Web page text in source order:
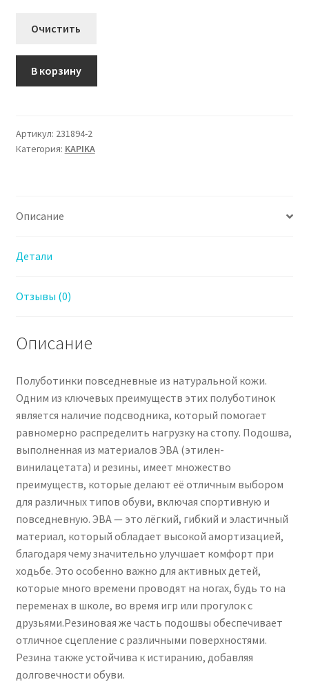
Очистить
Полуботинки
Капика
В корзину
Артикул: 231894-2
Категория: KAPIKA
Описание
Детали
Отзывы (0)
Описание
Полуботинки повседневные из натуральной кожи.
Одним из ключевых преимуществ этих полуботинок
является наличие подсводника, который помогает
равномерно распределить нагрузку на стопу. Подошва,
выполненная из материалов ЭВА (этилен-
винилацетата) и резины, имеет множество
преимуществ, которые делают её отличным выбором
для различных типов обуви, включая спортивную и
повседневную. ЭВА — это лёгкий, гибкий и эластичный
материал, который обладает высокой амортизацией,
благодаря чему значительно улучшает комфорт при
ходьбе. Это особенно важно для активных детей,
которые много времени проводят на ногах, будь то на
переменах в школе, во время игр или прогулок с
друзьями.Резиновая же часть подошвы обеспечивает
отличное сцепление с различными поверхностями.
Резина также устойчива к истиранию, добавляя
долговечности обуви.